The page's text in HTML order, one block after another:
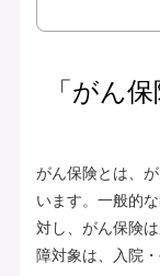
「がん
がん保険とは、
います。一般的
対し、がん保険
障対象は、入院